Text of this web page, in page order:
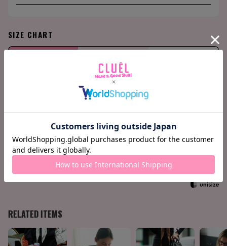
SIZE CHART
56
128
158cm / 51kg M Find your size